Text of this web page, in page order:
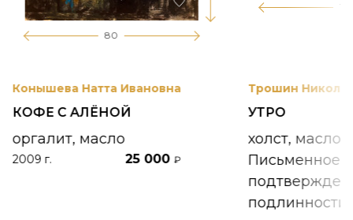
80
Конышева Натта Ивановна
КОФЕ С АЛЁНОЙ
оргалит, масло
2009 г. 25 000 ₽
174
Трошин
УТРО
холст, масло
Письменное
подлинности